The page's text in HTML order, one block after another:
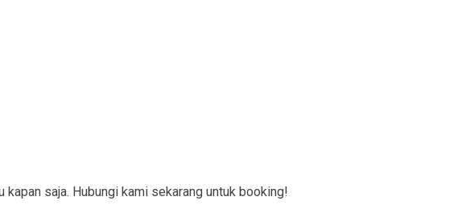
saja. Hubungi kami sekarang untuk booking!